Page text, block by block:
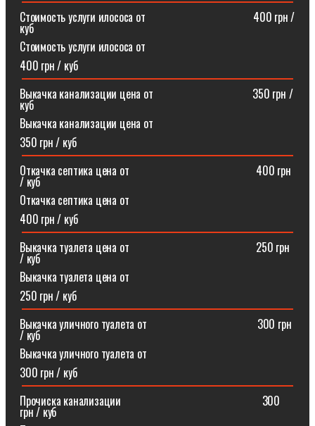
Стоимость услуги илососа от⠀⠀⠀⠀⠀⠀⠀⠀⠀⠀⠀⠀⠀400 грн /
куб
Стоимость услуги илососа от
400 грн / куб
Выкачка канализации цена от⠀⠀⠀⠀⠀⠀⠀⠀⠀⠀⠀⠀350 грн /
куб
Выкачка канализации цена от
350 грн / куб
Откачка септика цена от ⠀⠀⠀⠀⠀⠀⠀⠀⠀⠀⠀⠀⠀⠀⠀400 грн
/ куб
Откачка септика цена от
400 грн / куб
Выкачка туалета цена от ⠀⠀⠀⠀⠀⠀⠀⠀⠀⠀⠀⠀⠀⠀⠀250 грн
/ куб
Выкачка туалета цена от
250 грн / куб
Выкачка уличного туалета от ⠀⠀⠀⠀⠀⠀⠀⠀⠀⠀⠀⠀⠀300 грн
/ куб
Выкачка уличного туалета от
300 грн / куб
Прочиска канализации⠀⠀⠀⠀⠀⠀⠀⠀⠀⠀⠀⠀⠀⠀⠀⠀⠀300
грн / куб